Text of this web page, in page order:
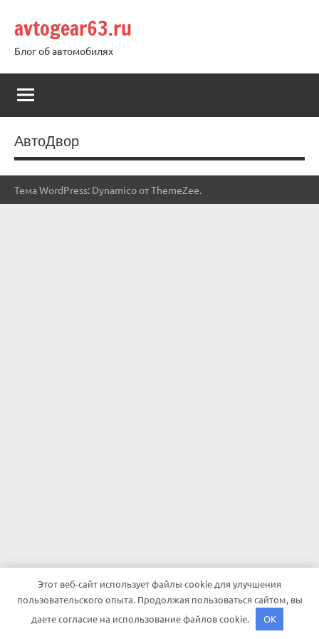
содержимому
avtogear63.ru
Блог об автомобилях
АвтоДвор
Тема WordPress: Dynamico от ThemeZee.
Этот веб-сайт использует файлы cookie для улучшения
пользовательского опыта. Продолжая пользоваться сайтом, вы
даете согласие на использование файлов cookie.
OK